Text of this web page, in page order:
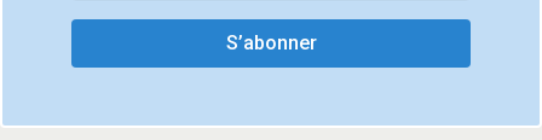
S’abonner